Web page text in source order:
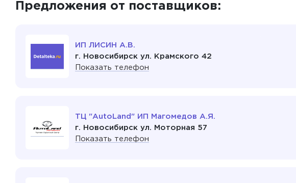
Предложения от поставщиков:
ИП ЛИСИН А.В.
г. Новосибирск ул. Крамского 42
Показать телефон
ТЦ "AutoLand" ИП Магомедов А.Я.
г. Новосибирск ул. Моторная 57
Показать телефон